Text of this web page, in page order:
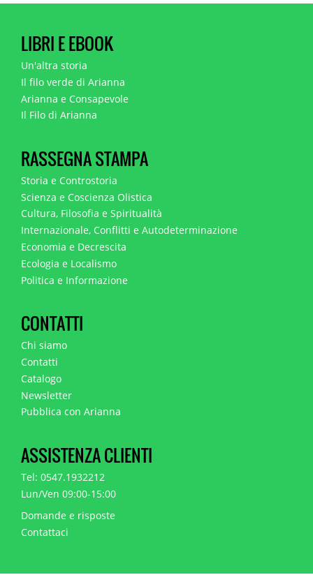
LIBRI E EBOOK
Un'altra storia
Il filo verde di Arianna
Arianna e Consapevole
Il Filo di Arianna
RASSEGNA STAMPA
Storia e Controstoria
Scienza e Coscienza Olistica
Cultura, Filosofia e Spiritualità
Internazionale, Conflitti e Autodeterminazione
Economia e Decrescita
Ecologia e Localismo
Politica e Informazione
CONTATTI
Chi siamo
Contatti
Catalogo
Newsletter
Pubblica con Arianna
ASSISTENZA CLIENTI
Tel: 0547.1932212
Lun/Ven 09:00-15:00
Domande e risposte
Contattaci